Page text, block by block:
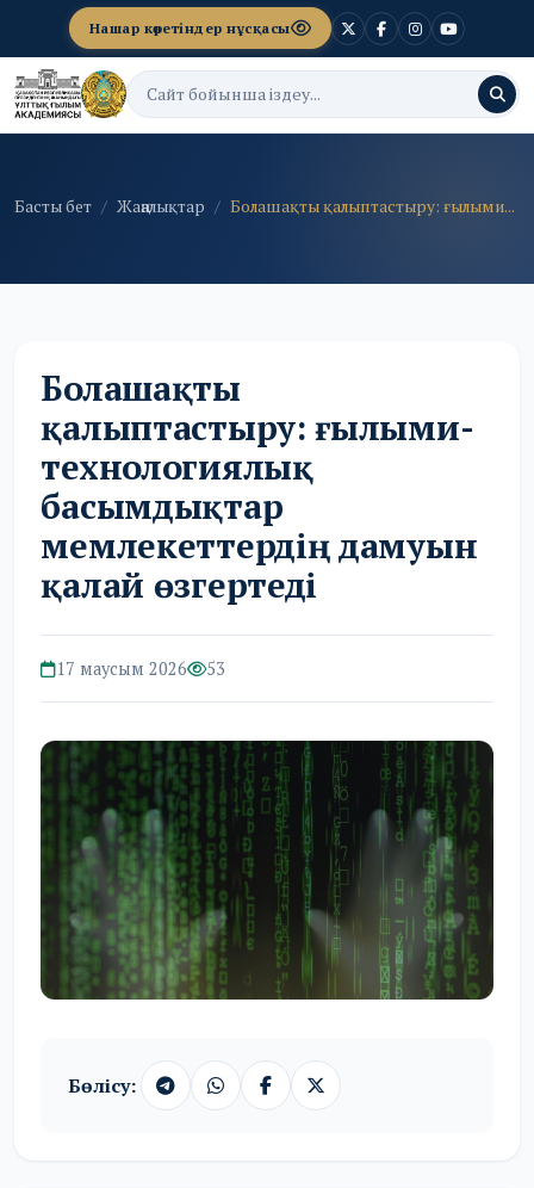
Нашар көретіндер нұсқасы
Басты бет Жаңалықтар Болашақты қалыптастыру: ғылыми...
Болашақты
қалыптастыру: ғылыми-
технологиялық
басымдықтар
мемлекеттердің дамуын
қалай өзгертеді
17 маусым 2026 53
Бөлісу: